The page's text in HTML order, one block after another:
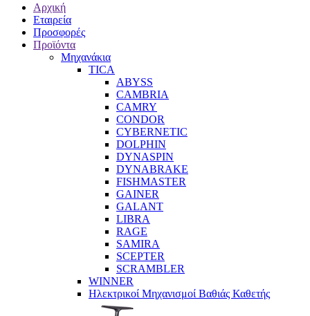
Αρχική
Εταιρεία
Προσφορές
Προϊόντα
Μηχανάκια
TICA
ABYSS
CAMBRIA
CAMRY
CONDOR
CYBERNETIC
DOLPHIN
DYNASPIN
DYNABRAKE
FISHMASTER
GAINER
GALANT
LIBRA
RAGE
SAMIRA
SCEPTER
SCRAMBLER
WINNER
Ηλεκτρικοί Μηχανισμοί Βαθιάς Καθετής